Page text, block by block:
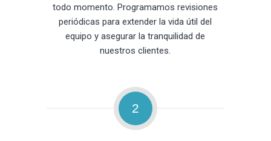
todo momento. Programamos revisiones
periódicas para extender la vida útil del
equipo y asegurar la tranquilidad de
nuestros clientes.
2